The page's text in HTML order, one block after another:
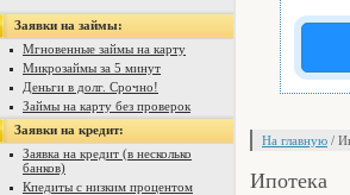
Заявки на займы:
Мгновенные займы на карту
Микрозаймы за 5 минут
Деньги в долг. Срочно!
Займы на карту без проверок
Заявки на кредит:
Заявка на кредит (в несколько
банков)
Кпедиты с низким процентом
На главную /
Ипотека